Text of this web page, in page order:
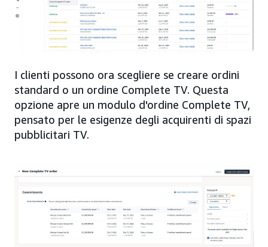
I clienti possono ora scegliere se creare ordini
standard o un ordine Complete TV. Questa
opzione apre un modulo d'ordine Complete TV,
pensato per le esigenze degli acquirenti di spazi
pubblicitari TV.